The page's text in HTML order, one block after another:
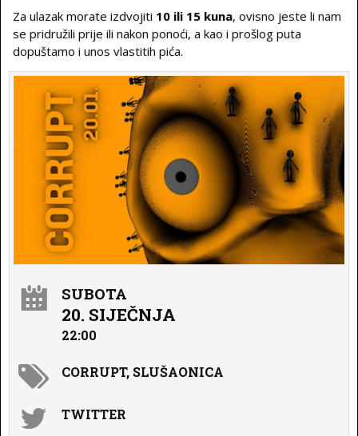
Za ulazak morate izdvojiti 10 ili 15 kuna, ovisno jeste li nam
se pridružili prije ili nakon ponoći, a kao i prošlog puta
dopuštamo i unos vlastitih pića.
SUBOTA
20. SIJEČNJA
22:00
CORRUPT, SLUŠAONICA
TWITTER